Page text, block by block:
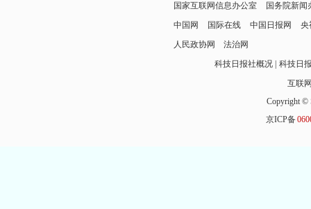
国家互联网信息办公室
国务院新闻
中国网
国际在线 中国日报网
央
人民政协网
法治网
科技日报社概况
科技日
互联
Copyright ©
京ICP备